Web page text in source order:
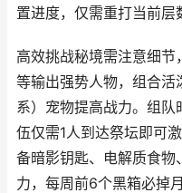
置进度，仅需重打当前层
高效挑战秘境需注意细
等输出强势人物，组合活
系）宠物提高战力。组
伍仅需1人到达祭坛即可
备暗影钥匙、电解质食
力，每周前6个黑箱必掉